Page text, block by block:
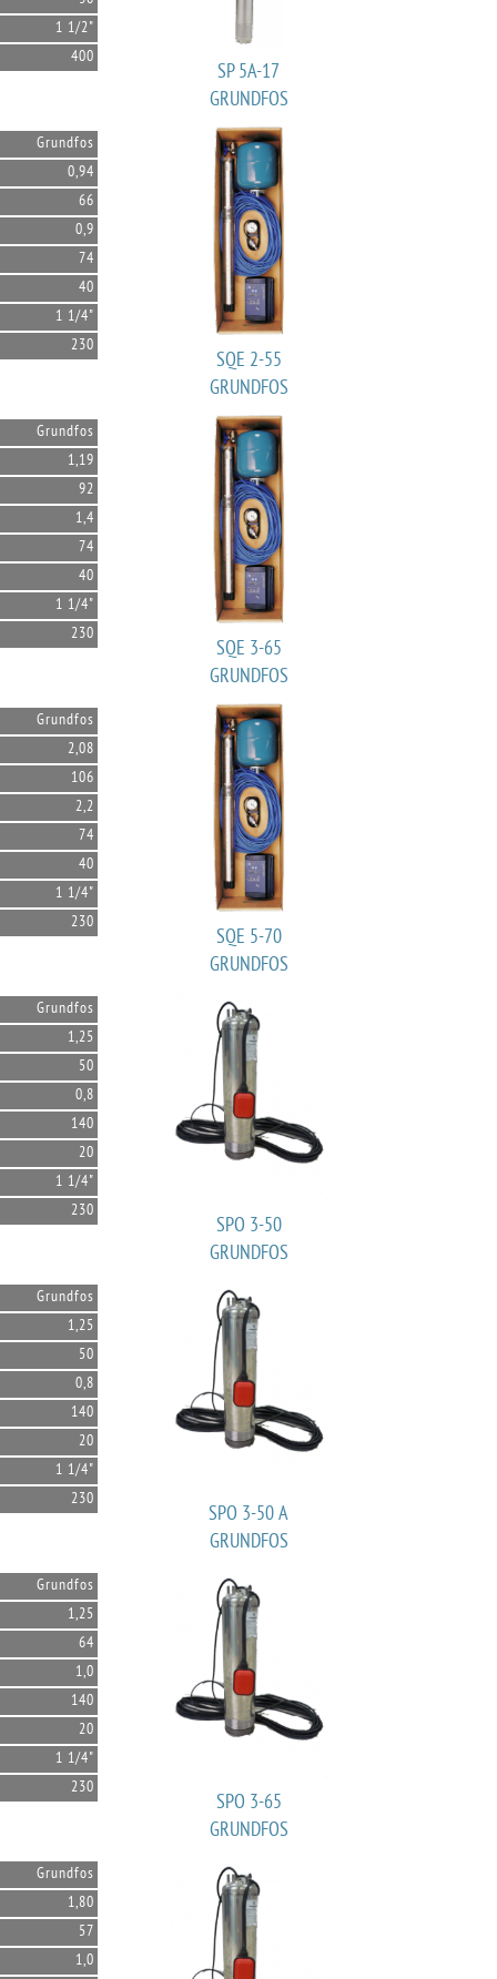
1 1/2"
400
SP 5A-17
GRUNDFOS
Grundfos
0,94
66
0,9
74
40
1 1/4"
230
SQE 2-55
GRUNDFOS
Grundfos
1,19
92
1,4
74
40
1 1/4"
230
SQE 3-65
GRUNDFOS
Grundfos
2,08
106
2,2
74
40
1 1/4"
230
SQE 5-70
GRUNDFOS
Grundfos
1,25
50
0,8
140
20
1 1/4"
230
SPO 3-50
GRUNDFOS
Grundfos
1,25
50
0,8
140
20
1 1/4"
230
SPO 3-50 A
GRUNDFOS
Grundfos
1,25
64
1,0
140
20
1 1/4"
230
SPO 3-65
GRUNDFOS
Grundfos
1,80
57
1,0